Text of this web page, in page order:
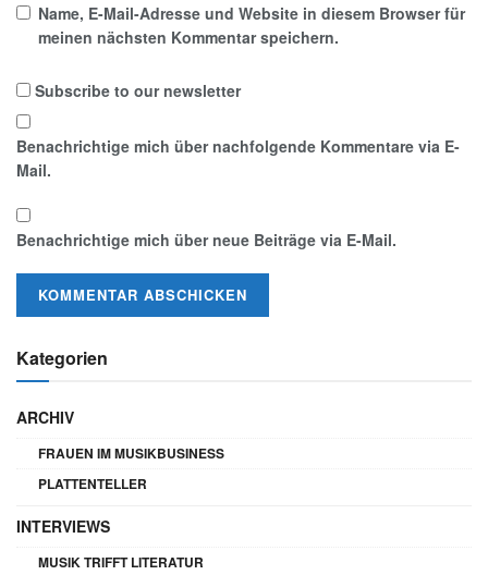
Name, E-Mail-Adresse und Website in diesem Browser für
meinen nächsten Kommentar speichern.
Subscribe to our newsletter
Benachrichtige mich über nachfolgende Kommentare via E-
Mail.
Benachrichtige mich über neue Beiträge via E-Mail.
Kategorien
ARCHIV
FRAUEN IM MUSIKBUSINESS
PLATTENTELLER
INTERVIEWS
MUSIK TRIFFT LITERATUR